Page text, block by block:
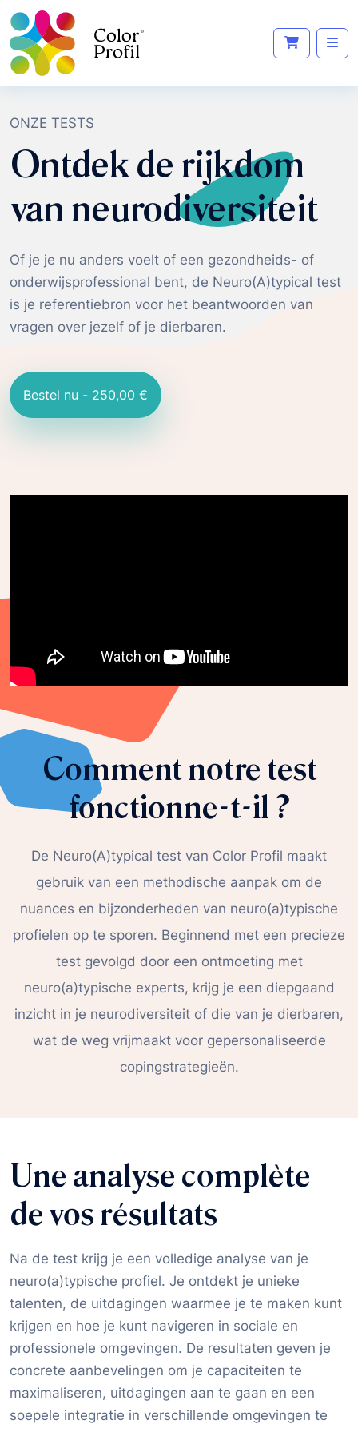
ONZE TESTS
Ontdek de rijkdom
van neurodiversiteit
Of je je nu anders voelt of een gezondheids- of
onderwijsprofessional bent, de Neuro(A)typical test
is je referentiebron voor het beantwoorden van
vragen over jezelf of je dierbaren.
Bestel nu - 250,00 €
Comment notre test
fonctionne-t-il ?
De Neuro(A)typical test van Color Profil maakt
gebruik van een methodische aanpak om de
nuances en bijzonderheden van neuro(a)typische
profielen op te sporen. Beginnend met een precieze
test gevolgd door een ontmoeting met
neuro(a)typische experts, krijg je een diepgaand
inzicht in je neurodiversiteit of die van je dierbaren,
wat de weg vrijmaakt voor gepersonaliseerde
copingstrategieën.
Une analyse complète
de vos résultats
Na de test krijg je een volledige analyse van je
neuro(a)typische profiel. Je ontdekt je unieke
talenten, de uitdagingen waarmee je te maken kunt
krijgen en hoe je kunt navigeren in sociale en
professionele omgevingen. De resultaten geven je
concrete aanbevelingen om je capaciteiten te
maximaliseren, uitdagingen aan te gaan en een
soepele integratie in verschillende omgevingen te